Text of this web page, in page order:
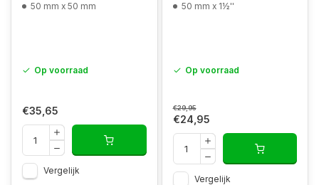
50 mm x 50 mm
Op voorraad
€35,65
Vergelijk
50 mm x 1½''
Op voorraad
€29,95
€24,95
Vergelijk